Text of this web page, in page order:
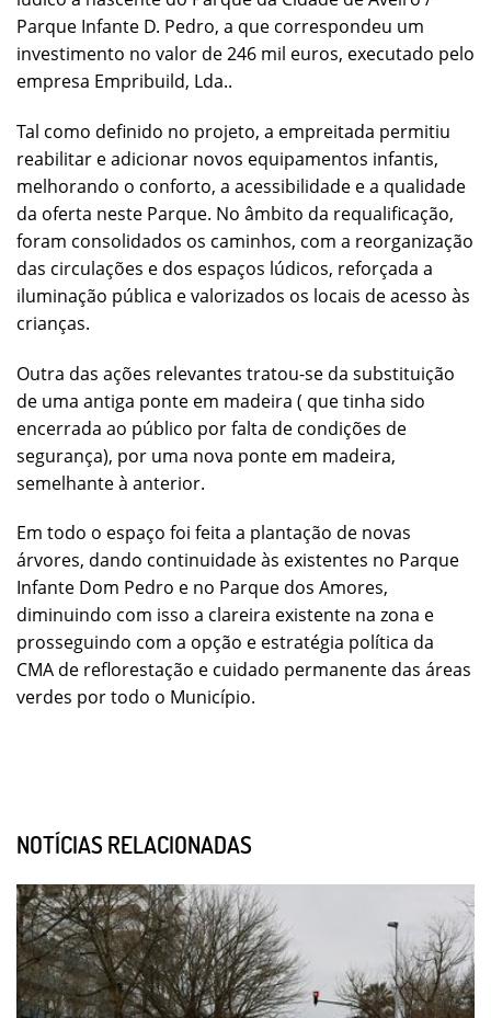
Parque Infante D. Pedro, a que correspondeu um
investimento no valor de 246 mil euros, executado pelo
empresa Empribuild, Lda..
Tal como definido no projeto, a empreitada permitiu
reabilitar e adicionar novos equipamentos infantis,
melhorando o conforto, a acessibilidade e a qualidade
da oferta neste Parque. No âmbito da requalificação,
foram consolidados os caminhos, com a reorganização
das circulações e dos espaços lúdicos, reforçada a
iluminação pública e valorizados os locais de acesso às
crianças.
Outra das ações relevantes tratou-se da substituição
de uma antiga ponte em madeira ( que tinha sido
encerrada ao público por falta de condições de
segurança), por uma nova ponte em madeira,
semelhante à anterior.
Em todo o espaço foi feita a plantação de novas
árvores, dando continuidade às existentes no Parque
Infante Dom Pedro e no Parque dos Amores,
diminuindo com isso a clareira existente na zona e
prosseguindo com a opção e estratégia política da
CMA de reflorestação e cuidado permanente das áreas
verdes por todo o Município.
NOTÍCIAS RELACIONADAS